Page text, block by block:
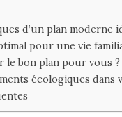
d’un plan moderne
pour une vie
le bon plan pour vous ?
écologiques dans